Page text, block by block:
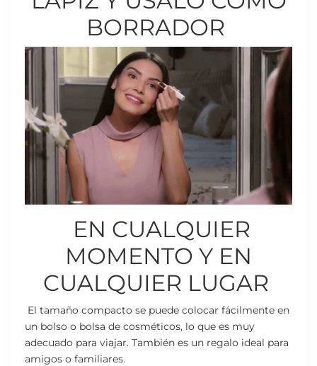
BORRADOR
EN CUALQUIER
MOMENTO Y EN
CUALQUIER LUGAR
El tamaño compacto se puede colocar fácilmente en
un bolso o bolsa de cosméticos, lo que es muy
adecuado para viajar. También es un regalo ideal para
amigos o familiares.